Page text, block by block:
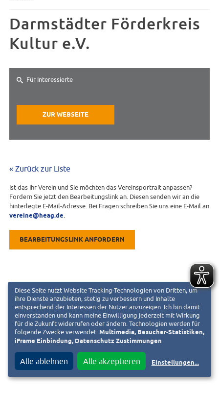
Darmstädter Förderkreis
Kultur e.V.
Für Interessierte
ZUR WEBSEITE
« Zurück zur Liste
Ist das Ihr Verein und Sie möchten das Vereinsportrait anpassen?
Fordern Sie jetzt den Bearbeitungslink an. Diesen senden wir an die
hinterlegte E-Mail-Adresse. Bei Fragen schreiben Sie uns eine E-Mail an
vereine@heag.de.
BEARBEITUNGSLINK ANFORDERN
Diese Seite nutzt Website Tracking-Technologien von Dritten, um
ihre Dienste anzubieten, stetig zu verbessern und Inhalte
entsprechend der Interessen der Nutzer anzuzeigen. Ich bin damit
einverstanden und kann meine Einwilligung jederzeit mit Wirkung
für die Zukunft widerrufen oder ändern. Technologien werden für
folgende Zwecke verwendet: Multimedia, Besucher-Statistiken,
iFrame Einbindung, Datenschutz Zustimmungen
Alle ablehnen Alle akzeptieren Einstellungen...